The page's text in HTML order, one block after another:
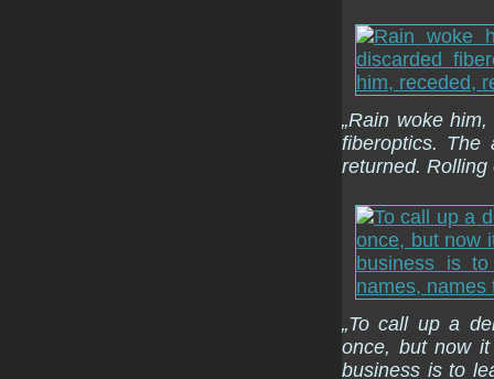
„Rain woke
fiberoptics. The
returned. Rolling
„To call up a
once, but now
business is to